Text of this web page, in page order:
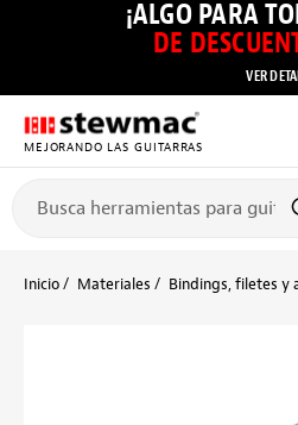
¡ALGO PARA
DE
VER
MEJORANDO LAS GUITARRAS
Inicio Materiales Bindings, filetes y